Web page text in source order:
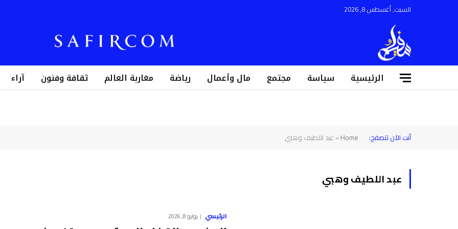
السبت, أغسطس 8, 2026
الرئيسية سياسة مجتمع مال وأعمال رياضة مغاربة العالم ثقافة وفنون آراء
أنت الآن تتصفح: Home
» عبد اللطيف وهبي
عبد اللطيف وهبي
الرئيسي يوليو 8, 2026